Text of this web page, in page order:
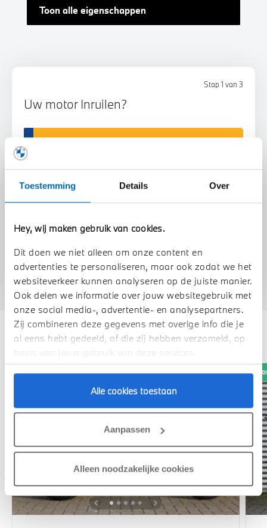
Toestemming Details Over
Hey, wij maken gebruik van cookies.
Dit doen we niet alleen om onze content en
advertenties te personaliseren, maar ook zodat we het
websiteverkeer kunnen analyseren op de juiste manier.
Ook delen we informatie over jouw websitegebruik met
onze social media-, advertentie- en analysepartners.
Zij combineren deze gegevens met overige info die je
al eens hebt gedeeld, of die zij hebben verzameld, op
basis van jouw gebruik van deze services.
Alle cookies toestaan
Aanpassen
Alleen noodzakelijke cookies
Stap 1 van 3
Uw motor Inruilen?
U vertelt meer over uw auto
We verrekenen de waarde van uw auto
Toon alle eigenschappen
Deze zijn vergelijkbaar